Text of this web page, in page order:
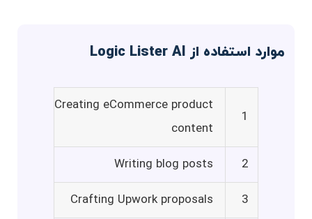
موارد استفاده از Logic Lister AI
1
Creating eCommerce product
content
2
Writing blog posts
3
Crafting Upwork proposals